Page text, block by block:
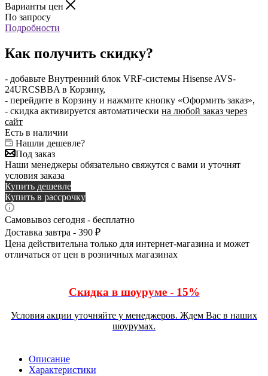
Варианты цен
По запросу
Подробности
Как получить скидку?
- добавьте Внутренний блок VRF-системы Hisense AVS-
24URCSBBA в Корзину,
- перейдите в Корзину и нажмите кнопку «Оформить заказ»,
- скидка активируется автоматически на любой заказ через
сайт
Есть в наличии
Нашли дешевле?
Под заказ
Наши менеджеры обязательно свяжутся с вами и уточнят
условия заказа
Купить дешевле
Купить в рассрочку
Самовывоз сегодня - бесплатно
Доставка завтра - 390 ₽
Цена действительна только для интернет-магазина и может
отличаться от цен в розничных магазинах
Скидка в шоуруме - 15%
Условия акции уточняйте у менеджеров. Ждем Вас в наших
шоурумах.
Описание
Характеристики